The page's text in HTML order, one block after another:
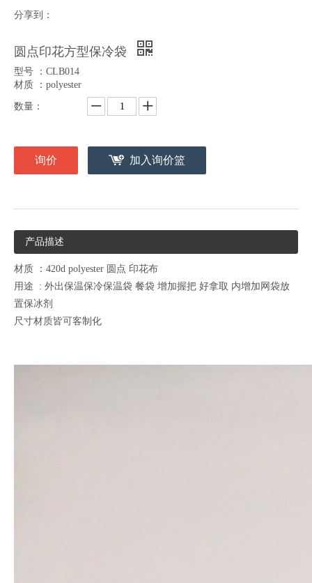
分享到：
圆点印花方型保冷袋
型号 ：CLB014
材质 ：polyester
数量：
询价 加入询价篮
产品描述
材质 ：420d polyester 圆点 印花布
用途 : 外出保温保冷保温袋 餐袋 增加握把 好拿取 内增加网袋放
置保冰剂
尺寸材质皆可客制化